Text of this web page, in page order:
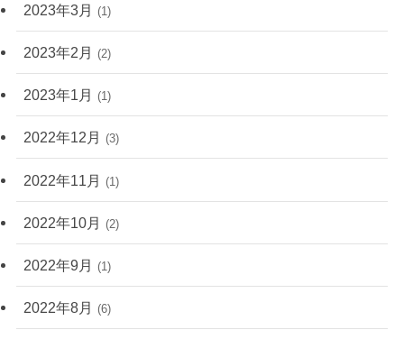
2023年3月 (1)
2023年2月 (2)
2023年1月 (1)
2022年12月 (3)
2022年11月 (1)
2022年10月 (2)
2022年9月 (1)
2022年8月 (6)